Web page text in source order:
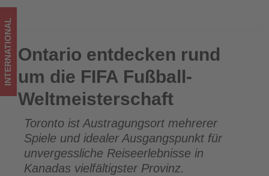
Wissen,
was
im
Tourismus
los
ist!
Ontario entdecken rund um die FIFA Fußball-
Weltmeisterschaft
INTERNATIONAL Ontario entdecken rund
um die FIFA Fußball-
Weltmeisterschaft
Toronto ist Austragungsort mehrerer
Spiele und idealer Ausgangspunkt für
unvergessliche Reiseerlebnisse in
Kanadas vielfältigster Provinz.